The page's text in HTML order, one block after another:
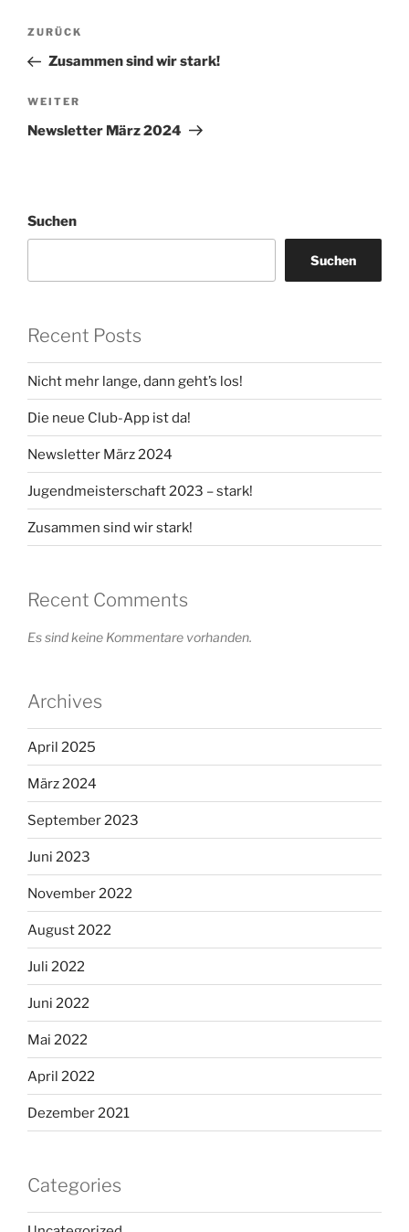
Beitragsnavigation
Vorheriger
Beitrag
ZURÜCK
Zusammen sind wir stark!
Nächster
Beitrag
WEITER
Newsletter März 2024
Suchen
Suchen
Recent Posts
Nicht mehr lange, dann geht’s los!
Die neue Club-App ist da!
Newsletter März 2024
Jugendmeisterschaft 2023 – stark!
Zusammen sind wir stark!
Recent Comments
Es sind keine Kommentare vorhanden.
Archives
April 2025
März 2024
September 2023
Juni 2023
November 2022
August 2022
Juli 2022
Juni 2022
Mai 2022
April 2022
Dezember 2021
Categories